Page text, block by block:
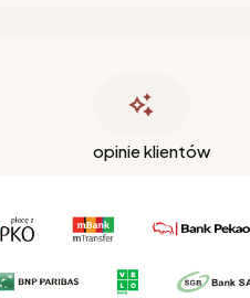
opinie klientów